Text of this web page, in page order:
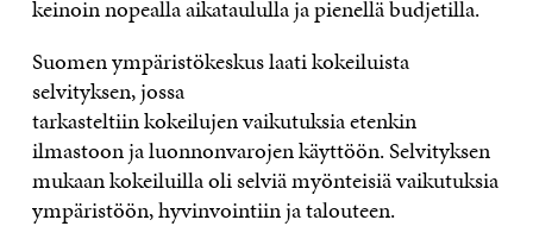
keinoin nopealla aikataululla ja pienellä budjetilla.
Suomen ympäristökeskus laati kokeiluista
selvityksen, jossa
tarkasteltiin kokeilujen vaikutuksia etenkin
ilmastoon ja luonnonvarojen käyttöön. Selvityksen
mukaan kokeiluilla oli selviä myönteisiä vaikutuksia
ympäristöön, hyvinvointiin ja talouteen.